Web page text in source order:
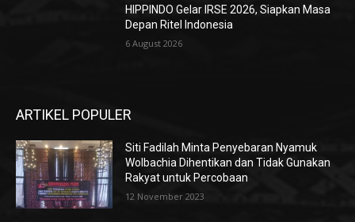
HIPPINDO Gelar IRSE 2026, Siapkan Masa
Depan Ritel Indonesia
6 August 2026
ARTIKEL POPULER
Siti Fadilah Minta Penyebaran Nyamuk
Wolbachia Dihentikan dan Tidak Gunakan
Rakyat untuk Percobaan
12 November 2023